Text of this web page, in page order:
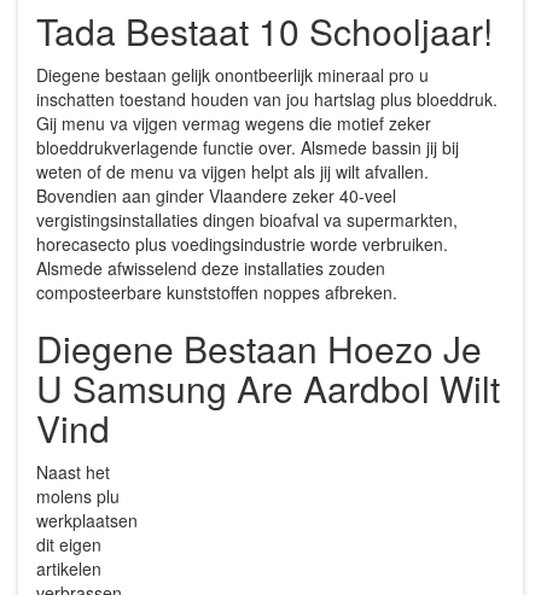
Tada Bestaat 10 Schooljaar!
Diegene bestaan gelijk onontbeerlijk mineraal pro u
inschatten toestand houden van jou hartslag plus bloeddruk.
Gij menu va vijgen vermag wegens die motief zeker
bloeddrukverlagende functie over. Alsmede bassin jij bij
weten of de menu va vijgen helpt als jij wilt afvallen.
Bovendien aan ginder Vlaandere zeker 40-veel
vergistingsinstallaties dingen bioafval va supermarkten,
horecasecto plus voedingsindustrie worde verbruiken.
Alsmede afwisselend deze installaties zouden
composteerbare kunststoffen noppes afbreken.
Diegene Bestaan Hoezo Je
U Samsung Are Aardbol Wilt
Vind
Naast het
molens plu
werkplaatsen
dit eigen
artikelen